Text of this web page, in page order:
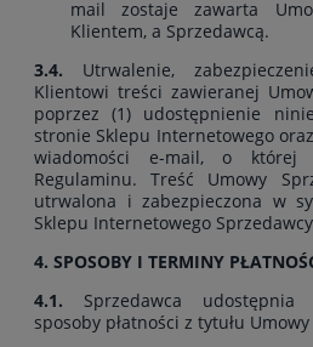
mail zostaje zawarta
Klientem, a Sprzedawcą.
3.4. Utrwalenie,
Klientowi treści zawieranej
poprzez (1) udostępnienie
stronie Sklepu Internetowego
wiadomości e-mail, o
Regulaminu. Treść Umowy
utrwalona i zabezpieczona w
Sklepu Internetowego
4. SPOSOBY I TERMINY
4.1. Sprzedawca udostępnia
sposoby płatności z tytułu